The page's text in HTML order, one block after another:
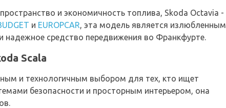
и экономичность топлива, Skoda Octavia -
и EUROPCAR, эта модель является излюбленным
средство передвижения во Франкфурте.
Scala
и технологичным выбором для тех, кто ищет
безопасности и просторным интерьером, она